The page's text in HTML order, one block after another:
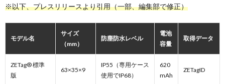
※以下、プレスリリースより引用（一部、編集部で修正）
モデル名
サイズ
（mm）
防塵防水レベル
電池
容量
取得データ
ZETag® 標準
版
63×35×9
IP55（専用ケース
使用でIP68）
620
mAh
ZETagID